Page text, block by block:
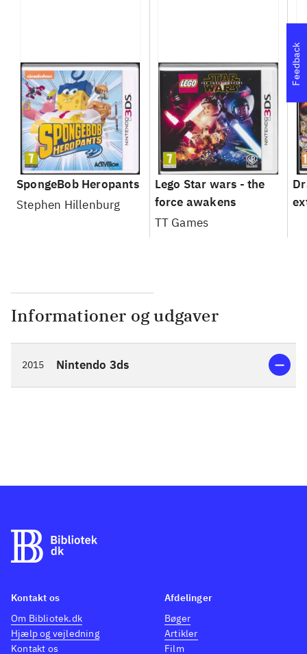
SpongeBob Heropants
Stephen Hillenburg
Lego Star wars - the
force awakens
TT Games
Informationer og udgaver
2015 Nintendo 3ds
Feedback
Kontakt os
Om Bibliotek.dk
Hjælp og vejledning
Kontakt os
Afdelinger
Bøger
Artikler
Film